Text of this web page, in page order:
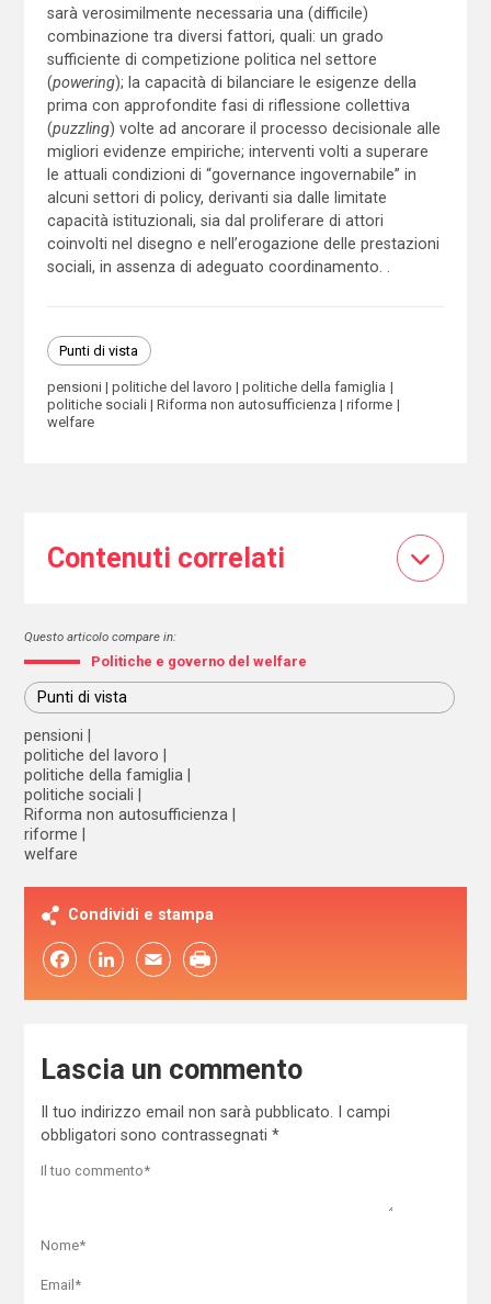
sarà verosimilmente necessaria una (difficile)
combinazione tra diversi fattori, quali: un grado
sufficiente di competizione politica nel settore
(powering); la capacità di bilanciare le esigenze della
prima con approfondite fasi di riflessione collettiva
(puzzling) volte ad ancorare il processo decisionale alle
migliori evidenze empiriche; interventi volti a superare
le attuali condizioni di “governance ingovernabile” in
alcuni settori di policy, derivanti sia dalle limitate
capacità istituzionali, sia dal proliferare di attori
coinvolti nel disegno e nell’erogazione delle prestazioni
sociali, in assenza di adeguato coordinamento. .
Punti di vista
pensioni politiche del lavoro
politiche della famiglia
politiche sociali
Riforma non autosufficienza
riforme
welfare
Contenuti correlati
Questo articolo compare in:
Politiche e governo del welfare
Punti di vista
pensioni
politiche del lavoro
politiche della famiglia
politiche sociali
Riforma non autosufficienza
riforme
welfare
Condividi e stampa
FacebookLinkedIn Email
Lascia un commento
Il tuo indirizzo email non sarà pubblicato.
I campi
obbligatori sono contrassegnati *